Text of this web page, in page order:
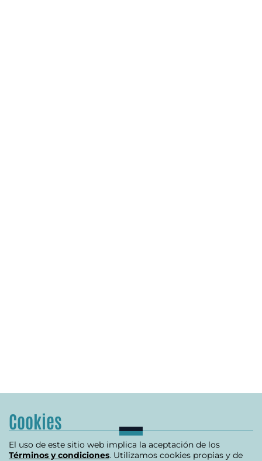
Cookies
El uso de este sitio web implica la aceptación de los
Términos y condiciones. Utilizamos cookies propias y de